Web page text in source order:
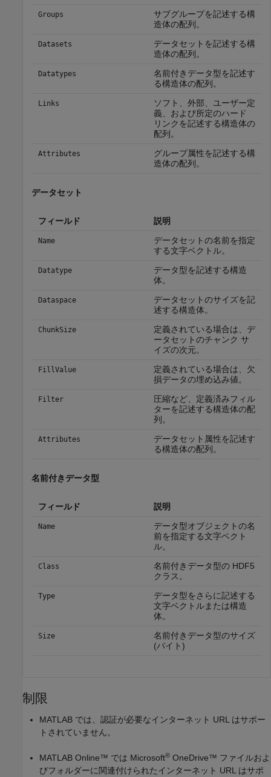
Groups
サブグループを記述する構
造体の配列。
Datasets
データセットを記述する構
造体の配列。
Datatypes
名前付きデータ型を記述す
る構造体の配列。
Links
ソフト、外部、ユーザー定
義、および所定のハード
リンクを記述する構造体の
配列。
Attributes
グループ属性を記述する構
造体の配列。
データセット
フィールド 説明
Name
データセットの名前を指定
する文字ベクトル。
Datatype
データ型を記述する構造
体。
Dataspace
データセットのサイズを記
述する構造体。
ChunkSize
定義されている場合は、デ
ータセットのチャンク サ
イズの次元。
FillValue
定義されている場合は、欠
損データの埋め込み値。
Filter
圧縮など、定義済みフィル
ターを記述する構造体の配
列。
Attributes
データセット属性を記述す
る構造体の配列。
名前付きデータ型
フィールド 説明
Name
データ型オブジェクトの名
前を指定する文字ベクト
ル。
Class
名前付きデータ型の HDF5
クラス。
Type
データ型をさらに記述する
文字ベクトルまたは構造
体。
Size
名前付きデータ型のサイズ
(バイト)
制限
MATLAB では、認証が必要なインターネット URL はサポー
トされていません。
MATLAB Online™ では Microsoft® OneDrive™ ファイルおよ
びフォルダーに関連付けられたインターネット URL はサポ